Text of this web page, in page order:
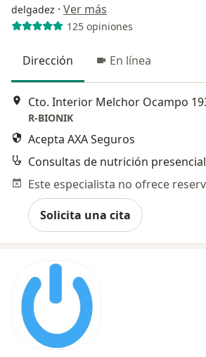
delgadez · Ver más
125 opiniones
Dirección En línea
R-BIONIK
Acepta AXA Seguros
Consultas de nutrición presencial
Solicita una cita